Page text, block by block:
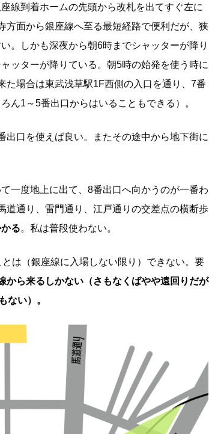
線到着ホームの先頭から改札を出てすぐ左に
方面から銀座線へ至る最短経路で便利だが、狭
。しかも深夜から朝6時までシャッターが降り
ッターが降りている。朝5時の始発を使う時に
た場合は東武浅草駅1F西側の入口を通り、7番
ん1～5番出口からはいることもできる）。
口を使えば良い。またその途中から地下街に
一度地上に出て、8番出口へ向かうのが一番わ
道通り、雷門通り、江戸通りの交差点の横断歩
る。私は普段使わない。
は（銀座線に入場しない限り）できない。要
から来るしかない（さもなくばやや遠回りだが
ない）。